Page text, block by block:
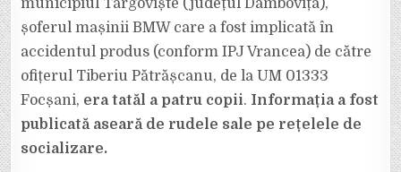
FĂRĂ
DUPĂ
DN
2
E
municipiul Târgoviște (județul Dâmbovița),
șoferul mașinii BMW care a fost implicată în
accidentul produs (conform IPJ Vrancea) de către
ofițerul Tiberiu Pătrășcanu, de la UM 01333
Focșani, era tatăl a patru copii. Informația a fost
publicată aseară de rudele sale pe rețelele de
socializare.